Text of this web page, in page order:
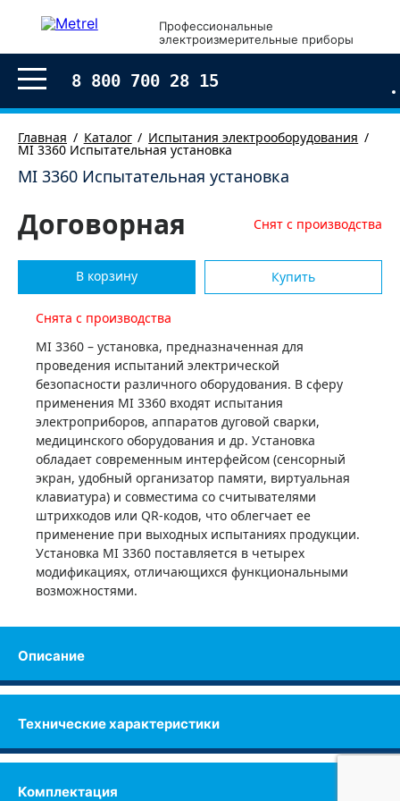
Профессиональные
электроизмерительные приборы
8 800 700 28 15
Главная Каталог Испытания электрооборудования
MI 3360 Испытательная установка
MI 3360 Испытательная установка
Договорная Снят с производства
В корзину Купить
Снята с производства
MI 3360 – установка, предназначенная для
проведения испытаний электрической
безопасности различного оборудования. В сферу
применения MI 3360 входят испытания
электроприборов, аппаратов дуговой сварки,
медицинского оборудования и др. Установка
обладает современным интерфейсом (сенсорный
экран, удобный организатор памяти, виртуальная
клавиатура) и совместима со считывателями
штрихкодов или QR-кодов, что облегчает ее
применение при выходных испытаниях продукции.
Установка MI 3360 поставляется в четырех
модификациях, отличающихся функциональными
возможностями.
Описание
Технические характеристики
Комплектация